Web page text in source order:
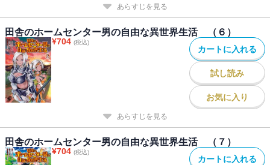
あらすじを見る
田舎のホームセンター男の自由な異世界生活 （６）
¥704 (税込)
カートに入れる
試し読み
お気に入り
あらすじを見る
田舎のホームセンター男の自由な異世界生活 （７）
¥704 (税込)
カートに入れる